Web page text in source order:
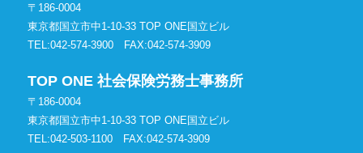
〒186-0004
東京都国立市中1-10-33 TOP ONE国立ビル
TEL:042-574-3900
FAX:042-574-3909
TOP ONE 社会保険労務士事務所
〒186-0004
東京都国立市中1-10-33 TOP ONE国立ビル
TEL:042-503-1100
FAX:042-574-3909